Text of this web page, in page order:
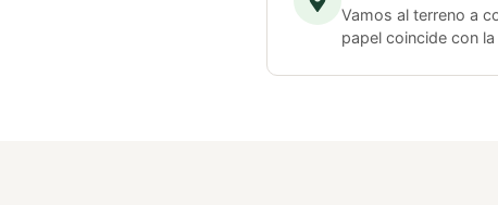
Vamos al terreno a
papel coincide con la